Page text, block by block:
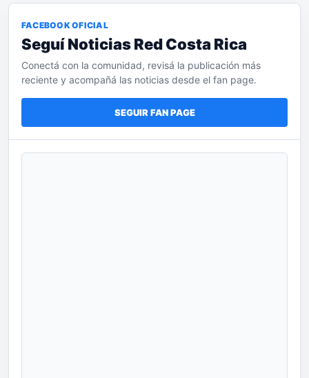
FACEBOOK OFICIAL
Seguí Noticias Red Costa Rica
Conectá con la comunidad, revisá la publicación más
reciente y acompañá las noticias desde el fan page.
SEGUIR FAN PAGE